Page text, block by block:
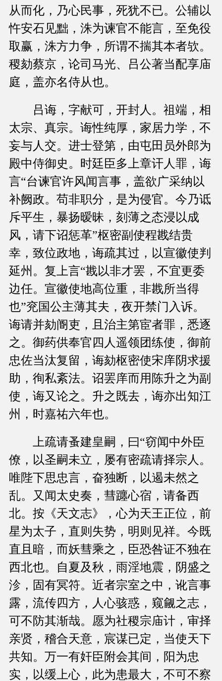
从而化，乃心民事，死犹不已。公辅以
忤安石见黜，洙为谏官不能言，至免役
取赢，洙方力争，所谓不揣其本者欤。
稷劾蔡京，论司马光、吕公著当配享庙
庭，盖亦名侍从也。
吕诲，字献可，开封人。祖端，相
太宗、真宗。诲性纯厚，家居力学，不
妄与人交。进士登第，由屯田员外郎为
殿中侍御史。时廷臣多上章讦人罪，诲
言“台谏官许风闻言事，盖欲广采纳以
补阙政。苟非职分，是为侵官。今乃诋
斥平生，暴扬暧昧，刻薄之态浸以成
风，请下诏惩革”枢密副使程戡结贵
幸，致位政地，诲疏其过，以宣徽使判
延州。复上言“戡以非才罢，不宜更委
边任。宣徽使地高位重，非戡所当得
也”兖国公主薄其夫，夜开禁门入诉。
诲请并劾阍吏，且治主第宦者罪，悉逐
之。御药供奉官四人遥领团练使，御前
忠佐当汰复留，诲劾枢密使宋庠阴求援
助，徇私紊法。诏罢庠而用陈升之为副
使，诲又论之。升之既去，诲亦出知江
州，时嘉祐六年也。
上疏请蚤建皇嗣，曰“窃闻中外臣
僚，以圣嗣未立，屡有密疏请择宗人。
唯陛下思忠言，奋独断，以遏未然之
乱。又闻太史奏，彗躔心宿，请备西
北。按《天文志》，心为天王正位，前
星为太子，直则失势，明则见祥。今既
直且暗，而妖彗乘之，臣恐咎证不独在
西北也。自夏及秋，雨淫地震，阴盛之
沴，固有冥符。近者宗室之中，讹言事
露，流传四方，人心骇惑，窥觎之志，
可不防其渐哉。愿为社稷宗庙计，审择
亲贤，稽合天意，宸谋已定，当使天下
共知。万一有奸臣附会其间，阳为忠
实，以缓上心，此为患最大，不可不察